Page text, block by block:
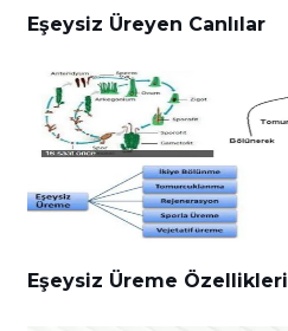
Eşeysiz Üreyen Canlılar
Eşeysiz Üreme Özellikleri